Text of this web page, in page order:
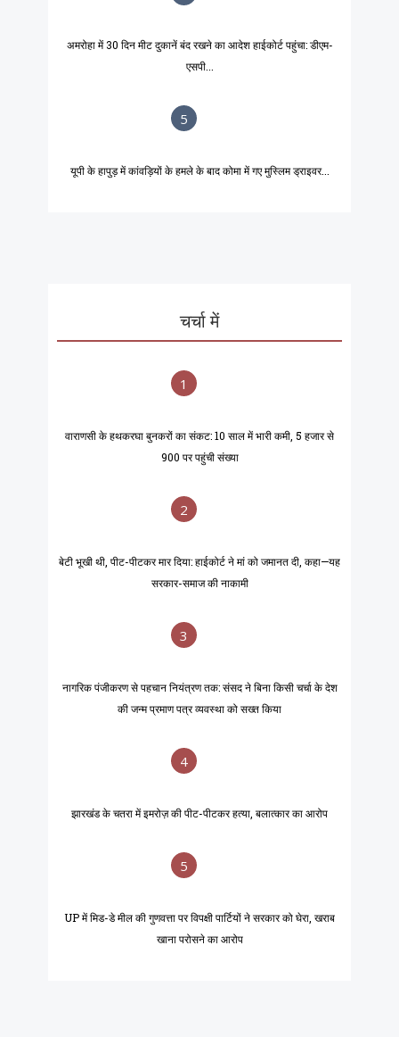
अमरोहा में 30 दिन मीट दुकानें बंद रखने का आदेश हाईकोर्ट पहुंचा: डीएम-
एसपी...
5
यूपी के हापुड़ में कांवड़ियों के हमले के बाद कोमा में गए मुस्लिम ड्राइवर...
चर्चा में
1
वाराणसी के हथकरघा बुनकरों का संकट: 10 साल में भारी कमी, 5 हजार से
900 पर पहुंची संख्या
2
बेटी भूखी थी, पीट-पीटकर मार दिया: हाईकोर्ट ने मां को जमानत दी, कहा—यह
सरकार-समाज की नाकामी
3
नागरिक पंजीकरण से पहचान नियंत्रण तक: संसद ने बिना किसी चर्चा के देश
की जन्म प्रमाण पत्र व्यवस्था को सख्त किया
4
झारखंड के चतरा में इमरोज़ की पीट-पीटकर हत्या, बलात्कार का आरोप
5
UP में मिड-डे मील की गुणवत्ता पर विपक्षी पार्टियों ने सरकार को घेरा, खराब
खाना परोसने का आरोप